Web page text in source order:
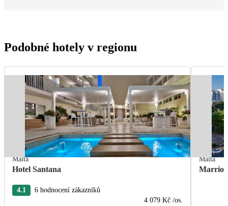
Podobné hotely v regionu
Malta
Hotel Santana
4.1
6 hodnocení zákazníků
4 079 Kč /os.
Malta